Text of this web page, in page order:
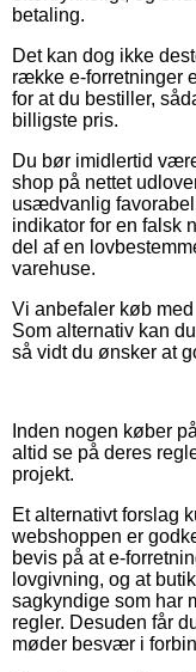
betaling.
Det kan dog ikke
række e-forretninger
for at du bestiller,
billigste pris.
Du bør imidlertid
shop på nettet
usædvanlig
indikator for en falsk
del af en
varehuse.
Vi anbefaler køb
Som alternativ kan
så vidt du ønsker at
Inden nogen køber
altid se på deres
projekt.
Et alternativt forslag
webshoppen er
bevis på at e-
lovgivning, og at
sagkyndige som har
regler. Desuden får
møder besvær i